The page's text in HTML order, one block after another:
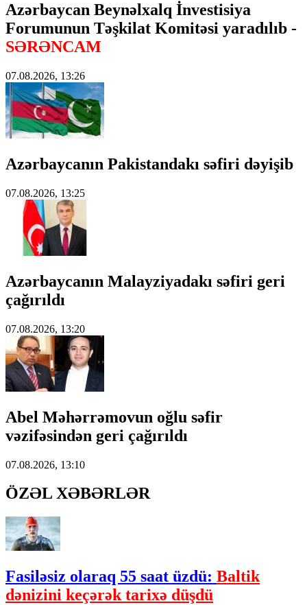
Azərbaycan Beynəlxalq İnvestisiya
Forumunun Təşkilat Komitəsi yaradılıb -
SƏRƏNCAM
07.08.2026, 13:26
Azərbaycanın Pakistandakı səfiri dəyişib
07.08.2026, 13:25
Azərbaycanın Malayziyadakı səfiri geri
çağırıldı
07.08.2026, 13:20
Abel Məhərrəmovun oğlu səfir
vəzifəsindən geri çağırıldı
07.08.2026, 13:10
ÖZƏL XƏBƏRLƏR
Fasiləsiz olaraq 55 saat üzdü: Baltik
dənizini keçərək tarixə düşdü